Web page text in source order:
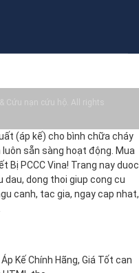
Cứu nạn cứu hộ. All rights
(áp kế) cho bình chữa cháy
luôn sẵn sàng hoạt động. Mua
Bị PCCC Vina! Trang nay duoc
dau, dong thoi giup cong cu
canh, tac gia, ngay cap nhat,
Kế Chính Hãng, Giá Tốt can